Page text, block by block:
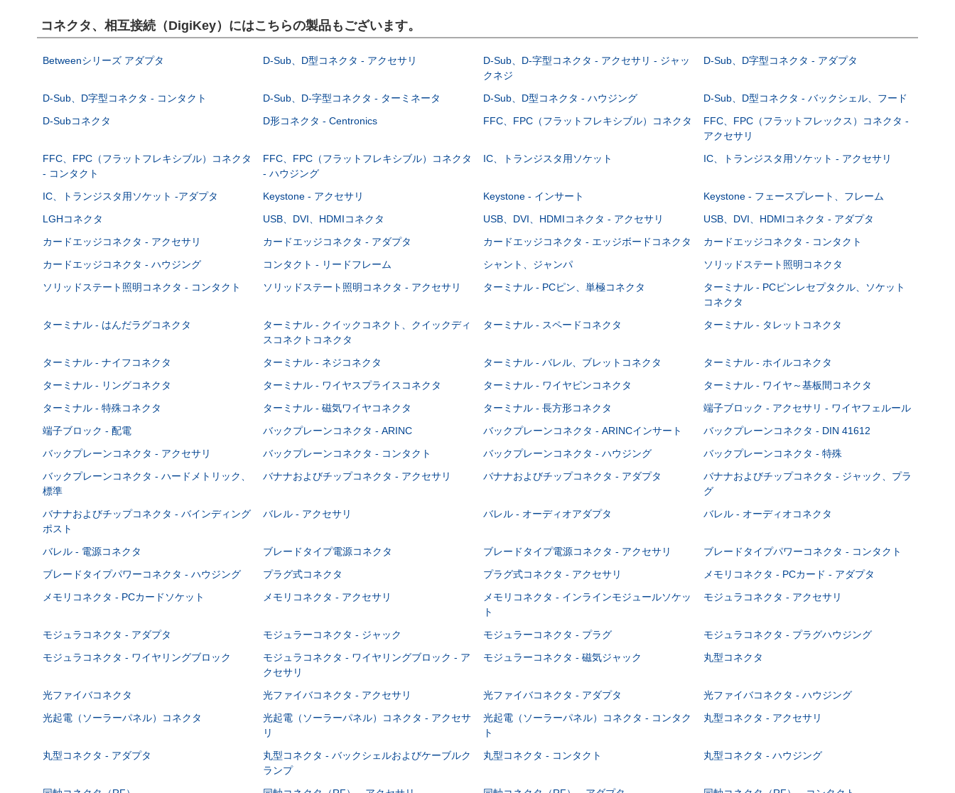
コネクタ、相互接続（DigiKey）にはこちらの製品もございます。
Betweenシリーズ アダプタ D-Sub、D型コネクタ - アクセサリ
D-Sub、D-字型コネクタ - アクセサリ - ジャッ
クネジ
D-Sub、D字型コネクタ - アダプタ
D-Sub、D字型コネクタ - コンタクト D-Sub、D-字型コネクタ - ターミネータ D-Sub、D型コネクタ - ハウジング
D-Sub、D型コネクタ - バックシェル、フード
D-Subコネクタ
D形コネクタ - Centronics FFC、FPC（フラットフレキシブル）コネクタ
FFC、FPC（フラットフレックス）コネクタ -
アクセサリ
FFC、FPC（フラットフレキシブル）コネクタ
- コンタクト
FFC、FPC（フラットフレキシブル）コネクタ
- ハウジング
IC、トランジスタ用ソケット IC、トランジスタ用ソケット - アクセサリ
IC、トランジスタ用ソケット -アダプタ Keystone - アクセサリ Keystone - インサート
Keystone - フェースプレート、フレーム
LGHコネクタ
USB、DVI、HDMIコネクタ USB、DVI、HDMIコネクタ - アクセサリ
USB、DVI、HDMIコネクタ - アダプタ
カードエッジコネクタ - アクセサリ
カードエッジコネクタ - アダプタ カードエッジコネクタ - エッジボードコネクタ
カードエッジコネクタ - コンタクト
カードエッジコネクタ - ハウジング
コンタクト - リードフレーム シャント、ジャンパ
ソリッドステート照明コネクタ
ソリッドステート照明コネクタ - コンタクト
ソリッドステート照明コネクタ - アクセサリ ターミナル - PCピン、単極コネクタ
ターミナル - PCピンレセプタクル、ソケット
コネクタ
ターミナル - はんだラグコネクタ
ターミナル - クイックコネクト、クイックディ
スコネクトコネクタ
ターミナル - スペードコネクタ ターミナル - タレットコネクタ
ターミナル - ナイフコネクタ ターミナル - ネジコネクタ ターミナル - バレル、ブレットコネクタ
ターミナル - ホイルコネクタ
ターミナル - リングコネクタ
ターミナル - ワイヤスプライスコネクタ ターミナル - ワイヤピンコネクタ
ターミナル - ワイヤ～基板間コネクタ
ターミナル - 特殊コネクタ
ターミナル - 磁気ワイヤコネクタ ターミナル - 長方形コネクタ
端子ブロック - アクセサリ - ワイヤフェルール
端子ブロック - 配電
バックプレーンコネクタ - ARINC バックプレーンコネクタ - ARINCインサート
バックプレーンコネクタ - DIN 41612
バックプレーンコネクタ - アクセサリ
バックプレーンコネクタ - コンタクト バックプレーンコネクタ - ハウジング
バックプレーンコネクタ - 特殊
バックプレーンコネクタ - ハードメトリック、
標準
バナナおよびチップコネクタ - アクセサリ バナナおよびチップコネクタ - アダプタ
バナナおよびチップコネクタ - ジャック、プラ
グ
バナナおよびチップコネクタ - バインディング
ポスト
バレル - アクセサリ バレル - オーディオアダプタ バレル - オーディオコネクタ
バレル - 電源コネクタ ブレードタイプ電源コネクタ ブレードタイプ電源コネクタ - アクセサリ
ブレードタイプパワーコネクタ - コンタクト
ブレードタイプパワーコネクタ - ハウジング
プラグ式コネクタ プラグ式コネクタ - アクセサリ
メモリコネクタ - PCカード - アダプタ
メモリコネクタ - PCカードソケット
メモリコネクタ - アクセサリ
メモリコネクタ - インラインモジュールソケッ
ト
モジュラコネクタ - アクセサリ
モジュラコネクタ - アダプタ モジュラーコネクタ - ジャック モジュラーコネクタ - プラグ
モジュラコネクタ - プラグハウジング
モジュラコネクタ - ワイヤリングブロック
モジュラコネクタ - ワイヤリングブロック - ア
クセサリ
モジュラーコネクタ - 磁気ジャック 丸型コネクタ
光ファイバコネクタ 光ファイバコネクタ - アクセサリ 光ファイバコネクタ - アダプタ
光ファイバコネクタ - ハウジング
光起電（ソーラーパネル）コネクタ
光起電（ソーラーパネル）コネクタ - アクセサ
リ
光起電（ソーラーパネル）コネクタ - コンタク
ト
丸型コネクタ - アクセサリ
丸型コネクタ - アダプタ
丸型コネクタ - バックシェルおよびケーブルク
ランプ
丸型コネクタ - コンタクト 丸型コネクタ - ハウジング